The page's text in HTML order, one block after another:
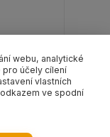
webu, analytické
pro účely cílení
vlastních
ve spodní